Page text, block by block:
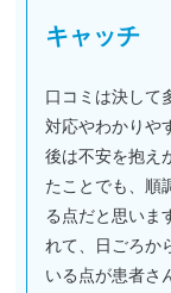
キャッチ
口コミは決して
対応やわかりや
後は不安を抱え
たことでも、順
る点だと思いま
れて、日ごろか
いる点が患者さ